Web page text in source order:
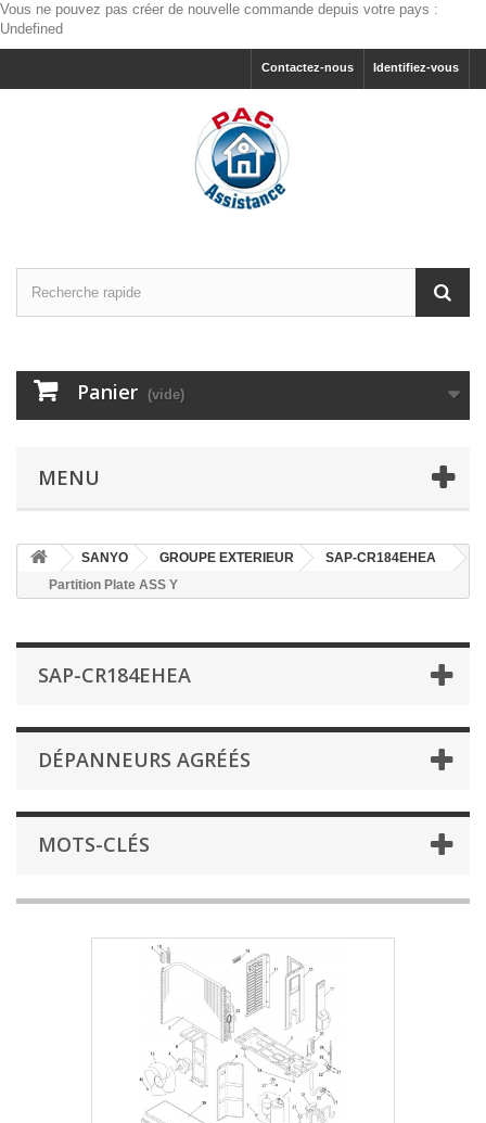
Vous ne pouvez pas créer de nouvelle commande depuis votre pays :
Undefined
Identifiez-vous
Contactez-nous
Panier (vide)
MENU
SANYO GROUPE EXTERIEUR
SAP-CR184EHEA
Partition Plate ASS Y
SAP-CR184EHEA
DÉPANNEURS AGRÉÉS
MOTS-CLÉS